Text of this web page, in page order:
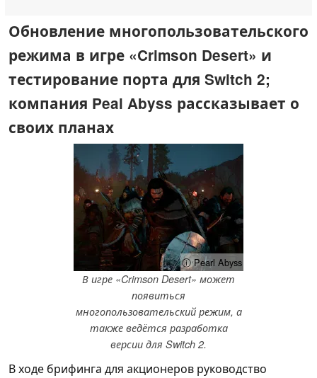
Обновление многопользовательского
режима в игре «Crimson Desert» и
тестирование порта для Switch 2;
компания Peal Abyss рассказывает о
своих планах
ⓘ Pearl Abyss
В игре «Crimson Desert» может
появиться
многопользовательский режим, а
также ведётся разработка
версии для Switch 2.
В ходе брифинга для акционеров руководство